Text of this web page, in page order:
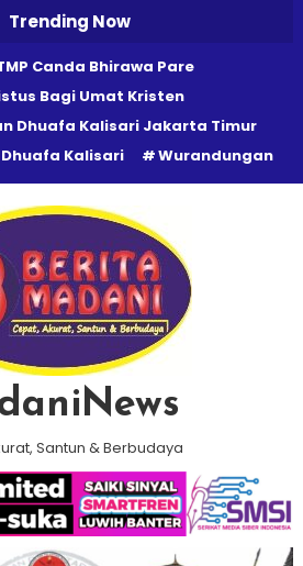
Trending Now
Canda Bhirawa Pare
Bagi Umat Kristen
Dhuafa Kalisari Jakarta Timur
Kalisari
Wurandungan
Santun & Berbudaya